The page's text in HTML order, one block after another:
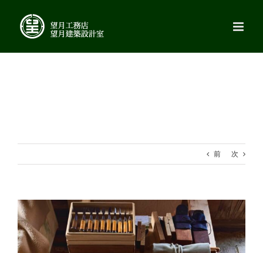
content
前 次
View
Larger
Image